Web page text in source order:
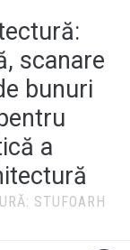
scanare
bunuri
a
STUFOARH